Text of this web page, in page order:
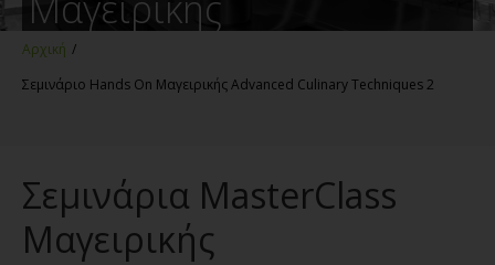
Αρχική /
Σεμινάριο Hands On Μαγειρικής Advanced Culinary Techniques 2
Σεμινάρια MasterClass
Μαγειρικής